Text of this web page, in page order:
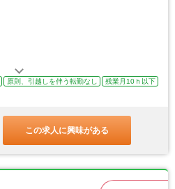
原則、引越しを伴う転勤なし
残業月10ｈ以下
この求人に興味がある